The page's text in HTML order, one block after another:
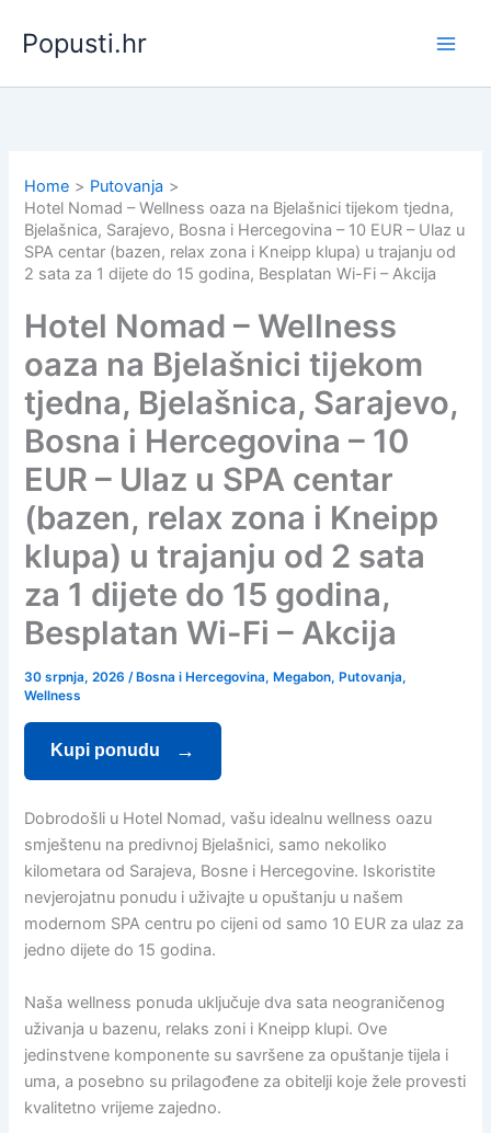
content
Popusti.hr
Home
Putovanja
Hotel Nomad – Wellness oaza na Bjelašnici tijekom tjedna,
Bjelašnica, Sarajevo, Bosna i Hercegovina – 10 EUR – Ulaz u
SPA centar (bazen, relax zona i Kneipp klupa) u trajanju od
2 sata za 1 dijete do 15 godina, Besplatan Wi-Fi – Akcija
Hotel Nomad – Wellness
oaza na Bjelašnici tijekom
tjedna, Bjelašnica, Sarajevo,
Bosna i Hercegovina – 10
EUR – Ulaz u SPA centar
(bazen, relax zona i Kneipp
klupa) u trajanju od 2 sata
za 1 dijete do 15 godina,
Besplatan Wi-Fi – Akcija
30 srpnja, 2026/ Bosna i Hercegovina, Megabon, Putovanja,
Wellness
Kupi ponudu
Dobrodošli u Hotel Nomad, vašu idealnu wellness oazu
smještenu na predivnoj Bjelašnici, samo nekoliko
kilometara od Sarajeva, Bosne i Hercegovine. Iskoristite
nevjerojatnu ponudu i uživajte u opuštanju u našem
modernom SPA centru po cijeni od samo 10 EUR za ulaz za
jedno dijete do 15 godina.
Naša wellness ponuda uključuje dva sata neograničenog
uživanja u bazenu, relaks zoni i Kneipp klupi. Ove
jedinstvene komponente su savršene za opuštanje tijela i
uma, a posebno su prilagođene za obitelji koje žele provesti
kvalitetno vrijeme zajedno.